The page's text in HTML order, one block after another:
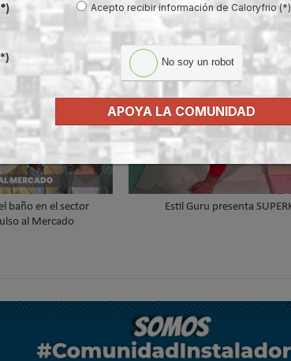
en Casa Decor 2026
Grifería 3 vías GE DUAL de
compatible con sistemas de
agua y ósmosis
baño en el sector
al Mercado
Estil Guru presenta
Acepto recibir información de Caloryfrio (*)
No soy un robot
APOYA LA COMUNIDAD